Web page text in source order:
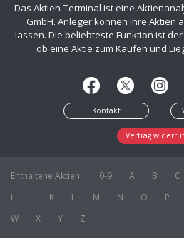
Das Aktien-Terminal ist eine
GmbH. Anleger können ihre Aktien
lassen. Die beliebteste Funktion ist
ob eine Aktie zum Kaufen und
Kontakt
Vertrag
Enthaltene Aktien: 0-9 A B C
I
J K L M N O P
W
X Y Z